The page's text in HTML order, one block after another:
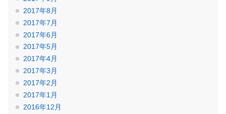
2017年8月
2017年7月
2017年6月
2017年5月
2017年4月
2017年3月
2017年2月
2017年1月
2016年12月